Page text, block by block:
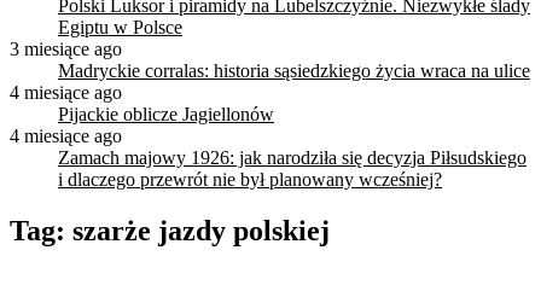
Polski Luksor i piramidy na Lubelszczyźnie. Niezwykłe ślady
Egiptu w Polsce
3 miesiące ago
Madryckie corralas: historia sąsiedzkiego życia wraca na ulice
4 miesiące ago
Pijackie oblicze Jagiellonów
4 miesiące ago
Zamach majowy 1926: jak narodziła się decyzja Piłsudskiego
i dlaczego przewrót nie był planowany wcześniej?
Tag: szarże jazdy polskiej